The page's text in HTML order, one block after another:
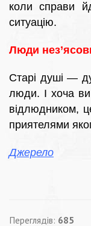
коли справи
ситуацію.
Люди
Старі душі —
люди. І хоча ви
відлюдником,
приятелями
Джерело
Переглядів: 685